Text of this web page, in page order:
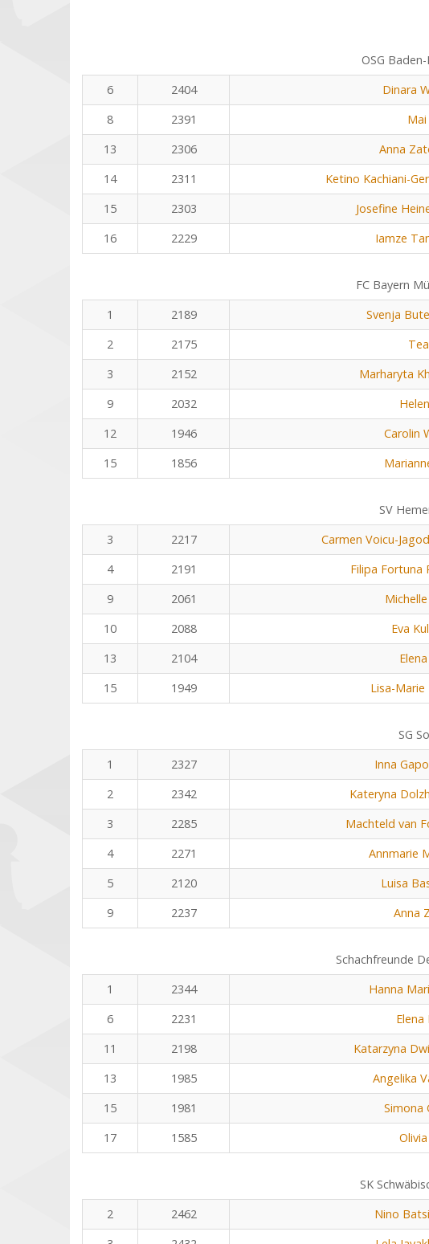
OSG
6
2404 Dinara
8
2391
13
2306 Anna
14
2311 Ketino Kachiani-
15
2303 Josefine
16
2229 Iamze
FC Bayern
1
2189 Svenja
2
2175
3
2152 Marharyta
9
2032
12
1946 Carolin
15
1856
SV
3
2217 Carmen Voicu-
4
2191 Filipa Fortuna
9
2061
10
2088 Eva
13
2104
15
1949 Lisa-
SG
1
2327 Inna
2
2342 Kateryna
3
2285 Machteld van
4
2271 Annmarie
5
2120 Luisa
9
2237 Anna
Schachfreunde
1
2344 Hanna
6
2231 Elena
11
2198 Katarzyna
13
1985 Angelika
15
1981 Simona
17
1585
SK
2
2462 Nino